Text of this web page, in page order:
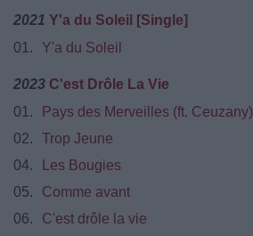
2021 Y'a du Soleil [Single]
01.
Y'a du Soleil
2023 C'est Drôle La Vie
01.
Pays des Merveilles (ft. Ceuzany)
02.
Trop Jeune
04.
Les Bougies
05.
Comme avant
06.
C'est drôle la vie